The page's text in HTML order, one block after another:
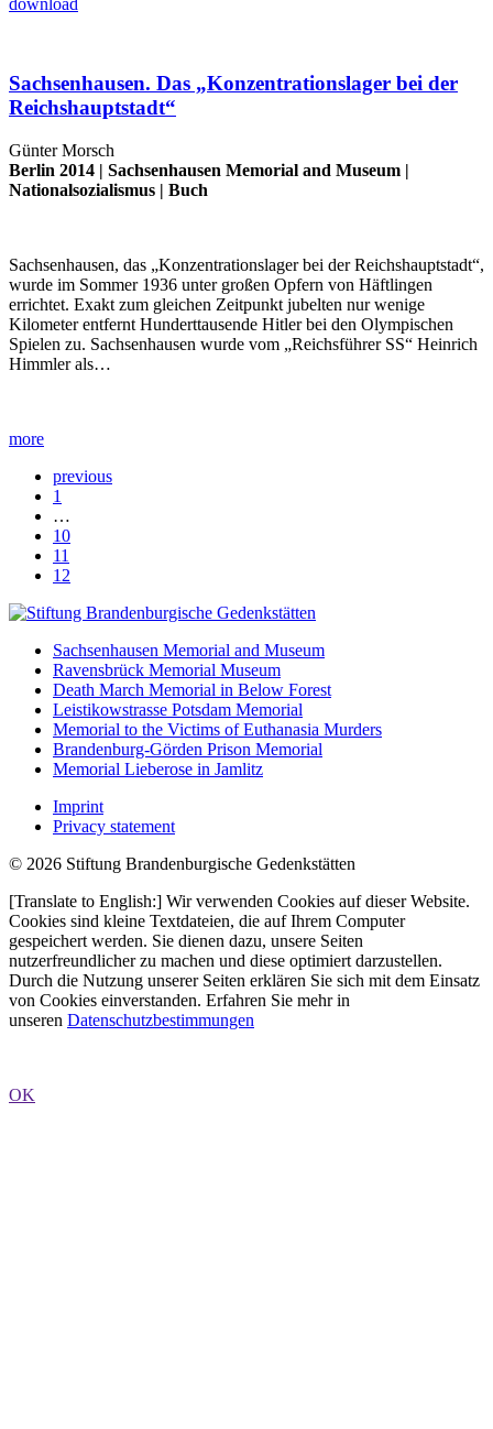
Sachsenhausen. Das „Konzentrationslager bei der
Reichshauptstadt“
Günter Morsch
Berlin 2014 | Sachsenhausen Memorial and Museum |
Nationalsozialismus | Buch
Sachsenhausen, das „Konzentrationslager bei der Reichshauptstadt“,
wurde im Sommer 1936 unter großen Opfern von Häftlingen
errichtet. Exakt zum gleichen Zeitpunkt jubelten nur wenige
Kilometer entfernt Hunderttausende Hitler bei den Olympischen
Spielen zu. Sachsenhausen wurde vom „Reichsführer SS“ Heinrich
Himmler als…
more
previous
1
…
10
11
12
Sachsenhausen Memorial and Museum
Ravensbrück Memorial Museum
Death March Memorial in Below Forest
Leistikowstrasse Potsdam Memorial
Memorial to the Victims of Euthanasia Murders
Brandenburg-Görden Prison Memorial
Memorial Lieberose in Jamlitz
Imprint
Privacy statement
© 2026 Stiftung Brandenburgische Gedenkstätten
[Translate to English:] Wir verwenden Cookies auf dieser Website.
Cookies sind kleine Textdateien, die auf Ihrem Computer
gespeichert werden. Sie dienen dazu, unsere Seiten
nutzerfreundlicher zu machen und diese optimiert darzustellen.
Durch die Nutzung unserer Seiten erklären Sie sich mit dem Einsatz
von Cookies einverstanden. Erfahren Sie mehr in
unseren Datenschutzbestimmungen
OK